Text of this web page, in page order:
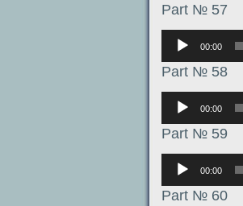
Part № 57
Аудиоплеер
00:00
Part № 58
Аудиоплеер
00:00
Part № 59
Аудиоплеер
00:00
Part № 60